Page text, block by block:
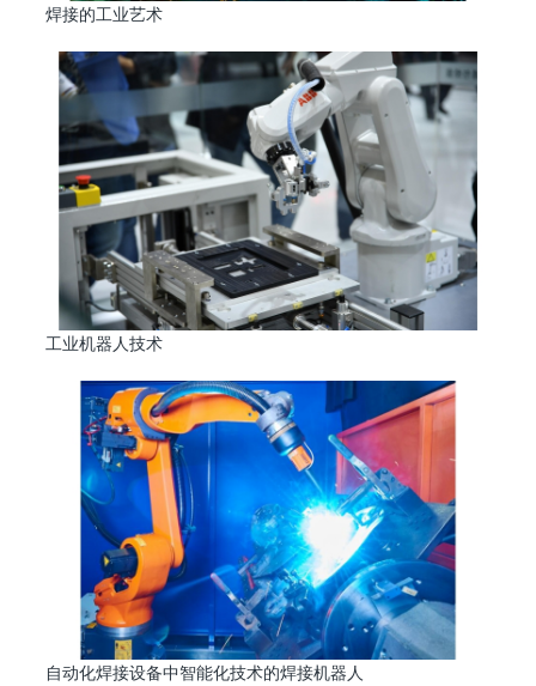
焊接的工业艺术
工业机器人技术
自动化焊接设备中智能化技术的焊接机器人